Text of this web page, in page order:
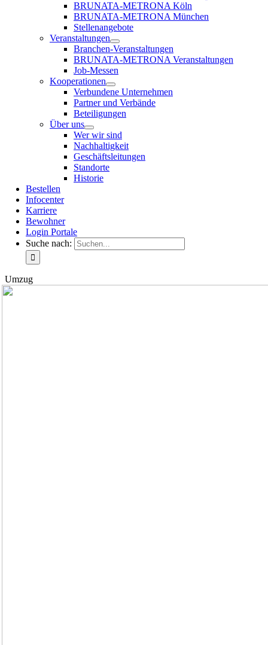
BRUNATA-METRONA Köln
BRUNATA-METRONA München
Stellenangebote
Veranstaltungen
Branchen-Veranstaltungen
BRUNATA-METRONA Veranstaltungen
Job-Messen
Kooperationen
Verbundene Unternehmen
Partner und Verbände
Beteiligungen
Über uns
Wer wir sind
Nachhaltigkeit
Geschäftsleitungen
Standorte
Historie
Bestellen
Infocenter
Karriere
Bewohner
Login Portale
Suche nach:
Umzug